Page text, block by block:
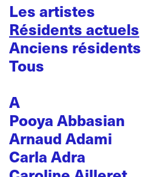
Les artistes
Résidents actuels
Anciens résidents
Tous
A
Pooya Abbasian
Arnaud Adami
Carla Adra